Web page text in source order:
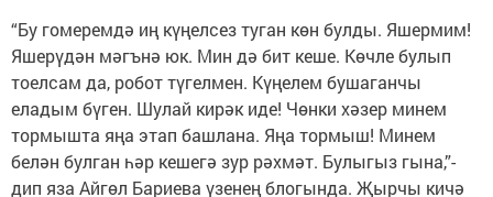
“Бу гомеремдә иң күңелсез туган көн булды. Яшермим!
Яшерүдән мәгънә юк. Мин дә бит кеше. Көчле булып
тоелсам да, робот түгелмен. Күңелем бушаганчы
еладым бүген. Шулай кирәк иде! Чөнки хәзер минем
тормышта яңа этап башлана. Яңа тормыш! Минем
белән булган һәр кешегә зур рәхмәт. Булыгыз гына,”-
дип яза Айгөл Бариева үзенең блогында. Җырчы кичә